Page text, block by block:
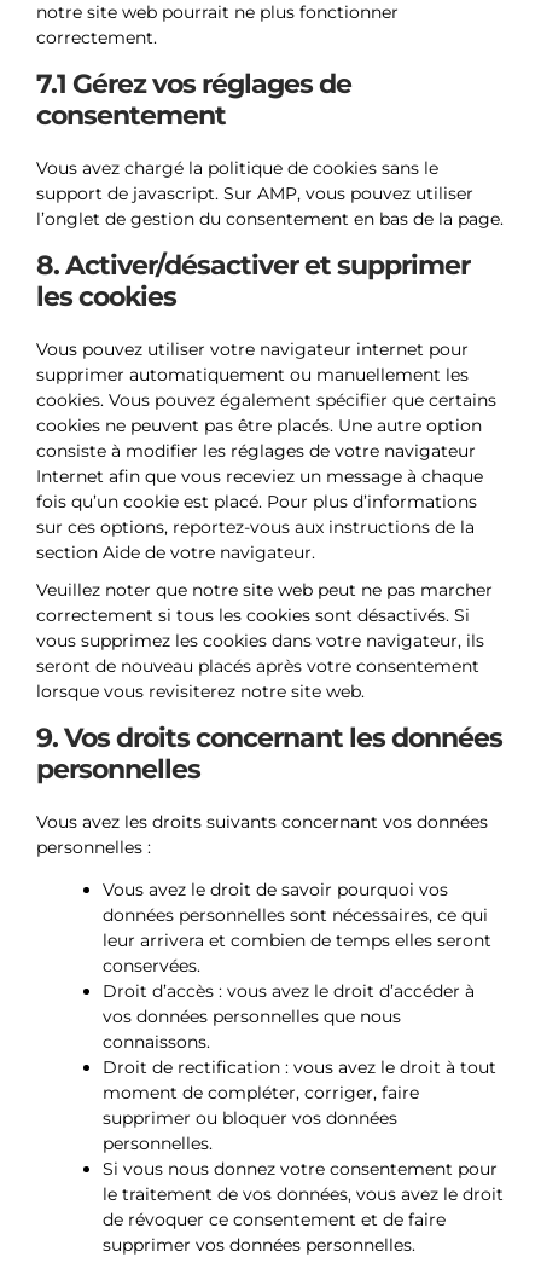
notre site web pourrait ne plus fonctionner
correctement.
7.1 Gérez vos réglages de
consentement
Vous avez chargé la politique de cookies sans le
support de javascript. Sur AMP, vous pouvez utiliser
l’onglet de gestion du consentement en bas de la page.
8. Activer/désactiver et supprimer
les cookies
Vous pouvez utiliser votre navigateur internet pour
supprimer automatiquement ou manuellement les
cookies. Vous pouvez également spécifier que certains
cookies ne peuvent pas être placés. Une autre option
consiste à modifier les réglages de votre navigateur
Internet afin que vous receviez un message à chaque
fois qu’un cookie est placé. Pour plus d’informations
sur ces options, reportez-vous aux instructions de la
section Aide de votre navigateur.
Veuillez noter que notre site web peut ne pas marcher
correctement si tous les cookies sont désactivés. Si
vous supprimez les cookies dans votre navigateur, ils
seront de nouveau placés après votre consentement
lorsque vous revisiterez notre site web.
9. Vos droits concernant les données
personnelles
Vous avez les droits suivants concernant vos données
personnelles :
Vous avez le droit de savoir pourquoi vos
données personnelles sont nécessaires, ce qui
leur arrivera et combien de temps elles seront
conservées.
Droit d’accès : vous avez le droit d’accéder à
vos données personnelles que nous
connaissons.
Droit de rectification : vous avez le droit à tout
moment de compléter, corriger, faire
supprimer ou bloquer vos données
personnelles.
Si vous nous donnez votre consentement pour
le traitement de vos données, vous avez le droit
de révoquer ce consentement et de faire
supprimer vos données personnelles.